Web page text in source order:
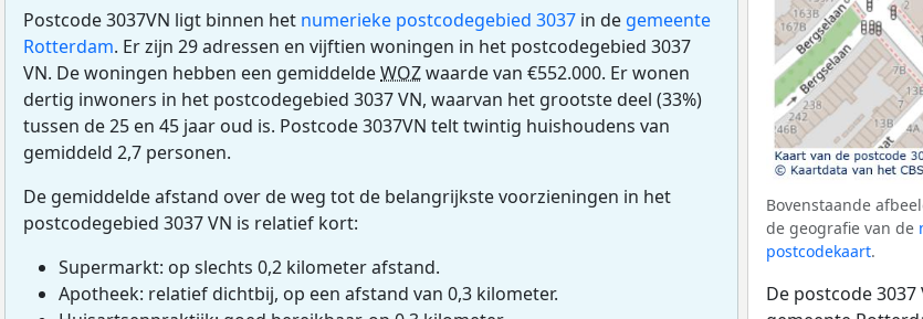
Postcode 3037VN ligt binnen het numerieke postcodegebied 3037 in de gemeente
Rotterdam. Er zijn 29 adressen en vijftien woningen in het postcodegebied 3037
VN. De woningen hebben een gemiddeldeWOZwaarde van €552.000. Er wonen
dertig inwoners in het postcodegebied 3037 VN, waarvan het grootste deel (33%)
tussen de 25 en 45 jaar oud is. Postcode 3037VN telt twintig huishoudens van
gemiddeld 2,7 personen.
De gemiddelde afstand over de weg tot de belangrijkste voorzieningen in het
postcodegebied 3037 VN is relatief kort:
Supermarkt: op slechts 0,2 kilometer afstand.
Apotheek: relatief dichtbij, op een afstand van 0,3 kilometer.
Bovenstaande
de geografie van de
postcodekaart.
De postcode